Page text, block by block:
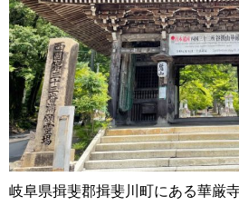
岐阜県揖斐郡揖斐川町にある華厳